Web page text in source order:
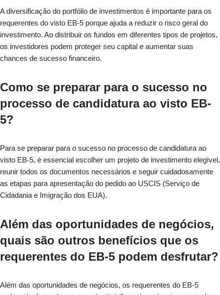
A diversificação do portfólio de investimentos é importante para os
requerentes do visto EB-5 porque ajuda a reduzir o risco geral do
investimento. Ao distribuir os fundos em diferentes tipos de projetos,
os investidores podem proteger seu capital e aumentar suas
chances de sucesso financeiro.
Como se preparar para o sucesso no
processo de candidatura ao visto EB-
5?
Para se preparar para o sucesso no processo de candidatura ao
visto EB-5, é essencial escolher um projeto de investimento elegível,
reunir todos os documentos necessários e seguir cuidadosamente
as etapas para apresentação do pedido ao USCIS (Serviço de
Cidadania e Imigração dos EUA).
Além das oportunidades de negócios,
quais são outros benefícios que os
requerentes do EB-5 podem desfrutar?
Além das oportunidades de negócios, os requerentes do EB-5